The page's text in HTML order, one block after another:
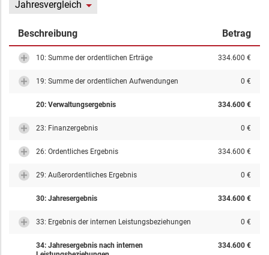
Jahresvergleich
Beschreibung Betrag
10: Summe der ordentlichen Erträge 334.600 €
19: Summe der ordentlichen Aufwendungen 0 €
20: Verwaltungsergebnis 334.600 €
23: Finanzergebnis 0 €
26: Ordentliches Ergebnis 334.600 €
29: Außerordentliches Ergebnis 0 €
30: Jahresergebnis 334.600 €
33: Ergebnis der internen Leistungsbeziehungen 0 €
34: Jahresergebnis nach internen
334.600 €